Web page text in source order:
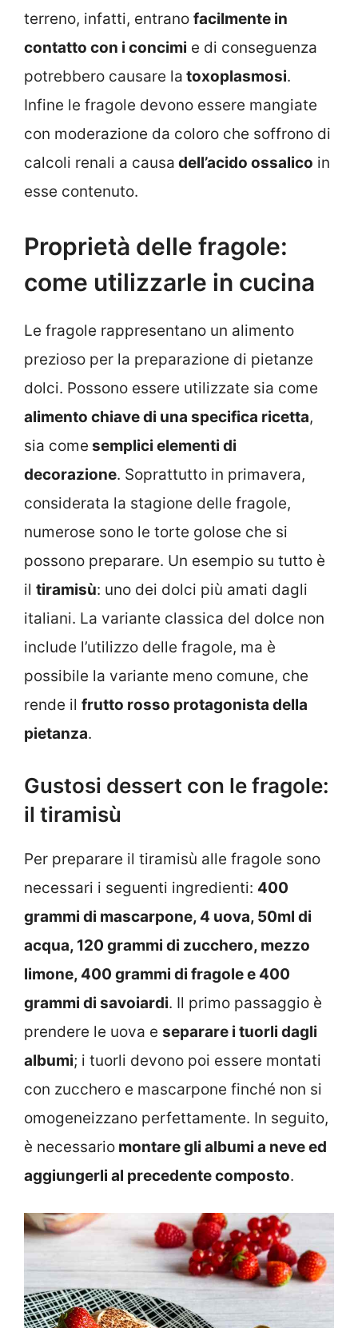
terreno, infatti, entrano facilmente in
contatto con i concimi e di conseguenza
potrebbero causare la toxoplasmosi.
Infine le fragole devono essere mangiate
con moderazione da coloro che soffrono di
calcoli renali a causa dell’acido ossalico in
esse contenuto.
Proprietà delle fragole:
come utilizzarle in cucina
Le fragole rappresentano un alimento
prezioso per la preparazione di pietanze
dolci. Possono essere utilizzate sia come
alimento chiave di una specifica ricetta,
sia come semplici elementi di
decorazione. Soprattutto in primavera,
considerata la stagione delle fragole,
numerose sono le torte golose che si
possono preparare. Un esempio su tutto è
il tiramisù: uno dei dolci più amati dagli
italiani. La variante classica del dolce non
include l’utilizzo delle fragole, ma è
possibile la variante meno comune, che
rende il frutto rosso protagonista della
pietanza.
Gustosi dessert con le fragole:
il tiramisù
Per preparare il tiramisù alle fragole sono
necessari i seguenti ingredienti: 400
grammi di mascarpone, 4 uova, 50ml di
acqua, 120 grammi di zucchero, mezzo
limone, 400 grammi di fragole e 400
grammi di savoiardi. Il primo passaggio è
prendere le uova e separare i tuorli dagli
albumi; i tuorli devono poi essere montati
con zucchero e mascarpone finché non si
omogeneizzano perfettamente. In seguito,
è necessario montare gli albumi a neve ed
aggiungerli al precedente composto.